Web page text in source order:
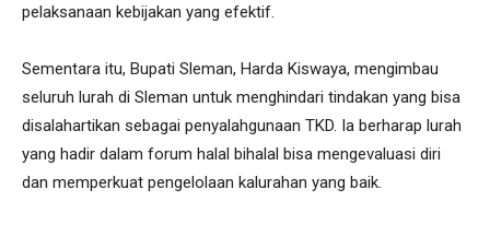
pelaksanaan kebijakan yang efektif.
Sementara itu, Bupati Sleman, Harda Kiswaya, mengimbau
seluruh lurah di Sleman untuk menghindari tindakan yang bisa
disalahartikan sebagai penyalahgunaan TKD. Ia berharap lurah
yang hadir dalam forum halal bihalal bisa mengevaluasi diri
dan memperkuat pengelolaan kalurahan yang baik.